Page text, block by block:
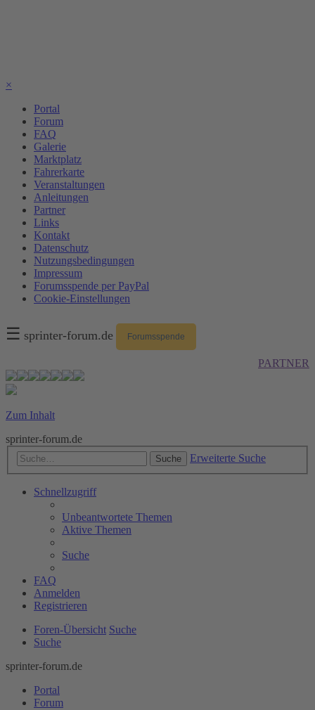
×
Portal
Forum
FAQ
Galerie
Marktplatz
Fahrerkarte
Veranstaltungen
Anleitungen
Partner
Links
Kontakt
Datenschutz
Nutzungsbedingungen
Impressum
Forumsspende per PayPal
Cookie-Einstellungen
☰ sprinter-forum.de Forumsspende
PARTNER
Zum Inhalt
sprinter-forum.de
Suche Erweiterte Suche
Schnellzugriff
Unbeantwortete Themen
Aktive Themen
Suche
FAQ
Anmelden
Registrieren
Foren-Übersicht Suche
Suche
sprinter-forum.de
Portal
Forum